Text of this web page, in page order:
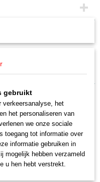
gebruikt
verkeersanalyse, het
het personaliseren van
we onze sociale
toegang tot informatie over
informatie gebruiken in
mogelijk hebben verzameld
u hen hebt verstrekt.